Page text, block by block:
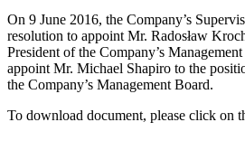
On 9 June 2016, the Company’s
resolution to appoint Mr. Radosław
President of the Company’s
appoint Mr. Michael Shapiro to the
the Company’s Management Board.
To download document, please click on